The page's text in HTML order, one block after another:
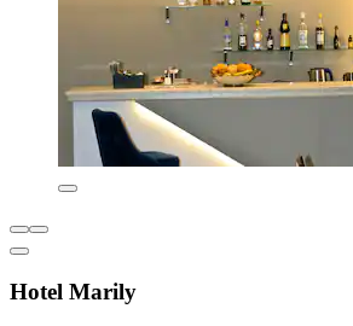
Hotel Marily